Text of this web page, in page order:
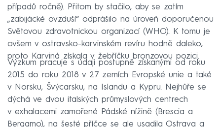
případů ročně). Přitom by stačilo, aby se zatím
„zabijácké ovzduší“ odprášilo na úroveň doporučenou
Světovou zdravotnickou organizací (WHO). K tomu je
ovšem v ostravsko-karvinském revíru hodně daleko,
proto Karviná získala v žebříčku bronzovou pozici.
Výzkum pracuje s údaji postupně získanými od roku
2015 do roku 2018 v 27 zemích Evropské unie a také
v Norsku, Švýcarsku, na Islandu a Kypru. Nejhůře se
dýchá ve dvou italských průmyslových centrech
v exhalacemi zamořené Pádské nížině (Brescia a
Bergamo), na šesté příčce se ale usadila Ostrava a